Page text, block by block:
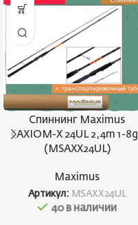
Спиннинг Maximus
AXIOM-X 24UL 2,4m 1-8g
(MSAXX24UL)
Maximus
Артикул: MSAXX24UL
40 в наличии